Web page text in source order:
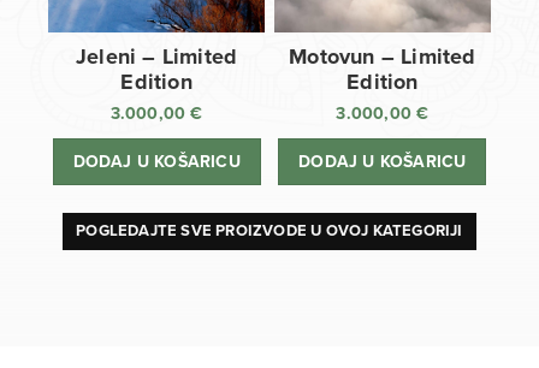
Jeleni – Limited
Edition
3.000,00€
DODAJ U KOŠARICU
Motovun – Limited
Edition
3.000,00€
DODAJ U KOŠARICU
POGLEDAJTE SVE PROIZVODE U OVOJ KATEGORIJI